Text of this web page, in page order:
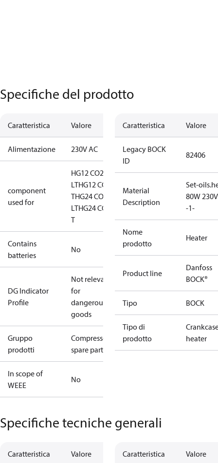
Specifiche del prodotto
Caratteristica Valore
Alimentazione 230V AC
component
used for
HG12 CO2
LTHG12 CO2
THG24 CO2
LTHG24 CO2
T
Contains
batteries
No
DG Indicator
Profile
Not relevant
for
dangerous
goods
Gruppo
prodotti
Compressors
spare parts
In scope of
WEEE
No
Caratteristica Valore
Legacy BOCK
ID
82406
Material
Description
Set-
80W
-1-
Nome
prodotto
Heater
Product line
Danfoss
BOCK®
Tipo BOCK
Tipo di
prodotto
heater
Specifiche tecniche generali
Caratteristica Valore Caratteristica Valore